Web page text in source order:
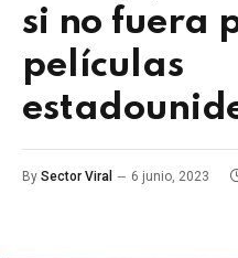
si no fuera
películas
By Sector Viral 6 junio, 2023